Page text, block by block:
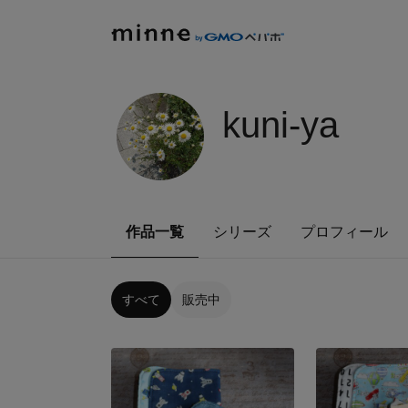
kuni-ya
作品一覧 シリーズ プロフィール
すべて 販売中